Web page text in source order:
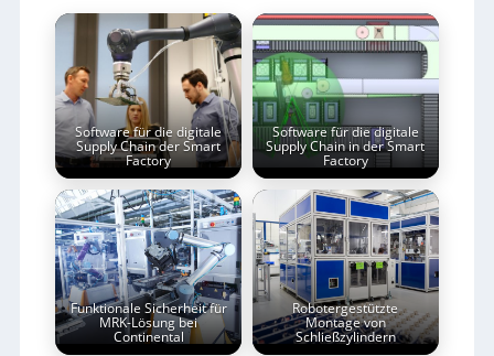
Software für die digitale
Supply Chain der Smart
Factory
Software für die digitale
Supply Chain in der Smart
Factory
Funktionale Sicherheit für
MRK-Lösung bei
Continental
Robotergestützte
Montage von
Schließzylindern